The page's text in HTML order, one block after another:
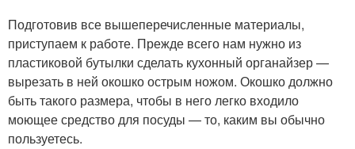
Подготовив все вышеперечисленные материалы,
приступаем к работе. Прежде всего нам нужно из
пластиковой бутылки сделать кухонный органайзер —
вырезать в ней окошко острым ножом. Окошко должно
быть такого размера, чтобы в него легко входило
моющее средство для посуды — то, каким вы обычно
пользуетесь.